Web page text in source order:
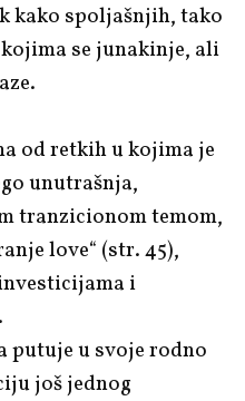
kako spoljašnjih, tako
se junakinje, ali
od retkih u kojima je
unutrašnja,
tranzicionom temom,
love“ (str. 45),
i
putuje u svoje rodno
još jednog